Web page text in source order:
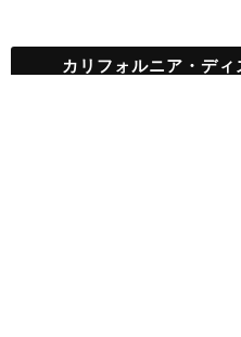
カリフォルニア・ディ